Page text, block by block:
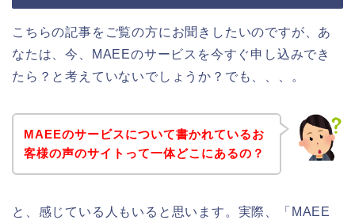
こちらの記事をご覧の方にお聞きしたいのですが、あ
なたは、今、MAEEのサービスを今すぐ申し込みでき
たら？と考えていないでしょうか？でも、、、。
MAEEのサービスについて書かれているお
客様の声のサイトって一体どこにあるの？
と、感じている人もいると思います。実際、「MAEE